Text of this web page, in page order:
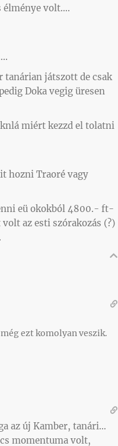
élménye volt….
tanárian játszott de csak
Doka vegig üresen
miért kezzd el tolatni
hozni Traoré vagy
eü okokból 4800.- ft-
az esti szórakozás (?)
ezt komolyan veszik.
az új Kamber, tanári…
momentuma volt,